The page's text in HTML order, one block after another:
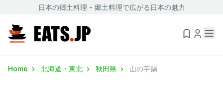
日本の郷土料理 - 郷土料理で広がる日本の魅力
Home 北海道・東北 秋田県 山の芋鍋